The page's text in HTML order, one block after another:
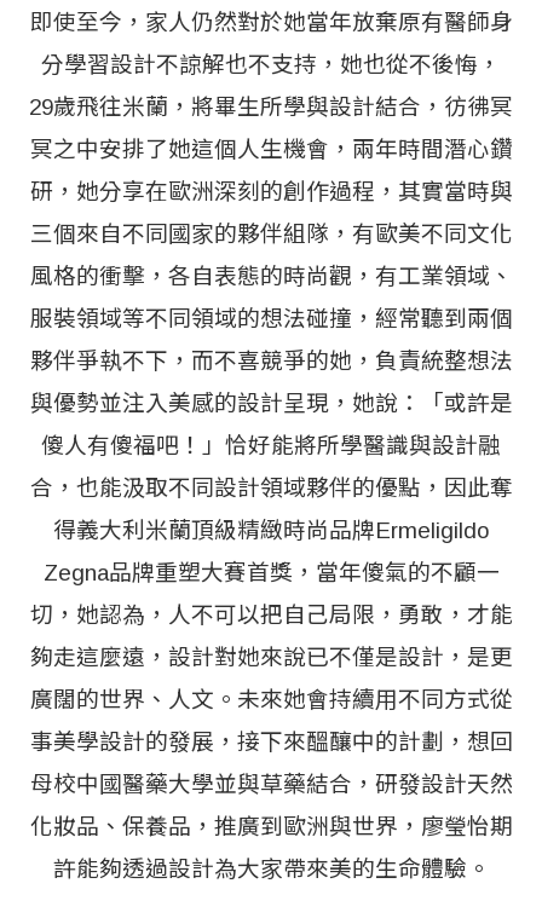
即使至今，家人仍然對於她當年放棄原有醫師身
分學習設計不諒解也不支持，她也從不後悔，
29歲飛往米蘭，將畢生所學與設計結合，彷彿冥
冥之中安排了她這個人生機會，兩年時間潛心鑽
研，她分享在歐洲深刻的創作過程，其實當時與
三個來自不同國家的夥伴組隊，有歐美不同文化
風格的衝擊，各自表態的時尚觀，有工業領域、
服裝領域等不同領域的想法碰撞，經常聽到兩個
夥伴爭執不下，而不喜競爭的她，負責統整想法
與優勢並注入美感的設計呈現，她說：「或許是
傻人有傻福吧！」恰好能將所學醫識與設計融
合，也能汲取不同設計領域夥伴的優點，因此奪
得義大利米蘭頂級精緻時尚品牌Ermeligildo
Zegna品牌重塑大賽首獎，當年傻氣的不顧一
切，她認為，人不可以把自己局限，勇敢，才能
夠走這麼遠，設計對她來說已不僅是設計，是更
廣闊的世界、人文。未來她會持續用不同方式從
事美學設計的發展，接下來醞釀中的計劃，想回
母校中國醫藥大學並與草藥結合，研發設計天然
化妝品、保養品，推廣到歐洲與世界，廖瑩怡期
許能夠透過設計為大家帶來美的生命體驗。